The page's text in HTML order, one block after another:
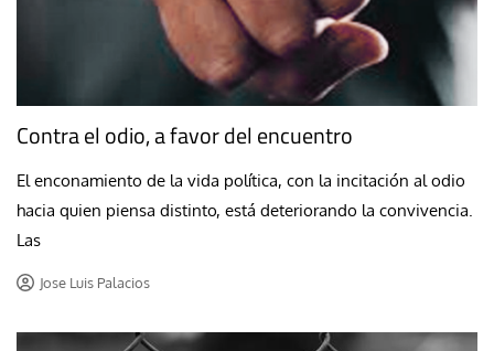
Contra el odio, a favor del encuentro
El enconamiento de la vida política, con la incitación al odio
hacia quien piensa distinto, está deteriorando la convivencia.
Las
Jose Luis Palacios